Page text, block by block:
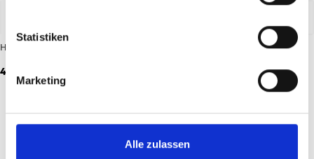
Statistiken
Marketing
Alle zulassen
Hoodie seit 1905 Kinder
44,95 €
Hoodie Wardrobe Pro F.C. Beige
WEITERE PRODUKTE LADEN